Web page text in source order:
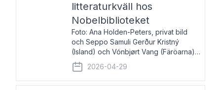
litteraturkväll hos
Nobelbiblioteket
Foto: Ana Holden-Peters, privat bild
och Seppo Samuli Gerður Kristný
(Island) och Vónbjørt Vang (Färöarna)
läser ur sina verk och samtalar med
John Swedenmark. De läser upp på
färöiska, isländska och svenska och
2026-04-29